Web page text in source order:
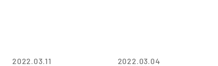
2022.03.11 2022.03.04